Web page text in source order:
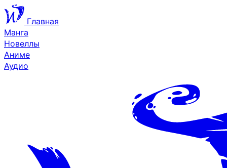
Главная
Манга
Новеллы
Аниме
Аудио